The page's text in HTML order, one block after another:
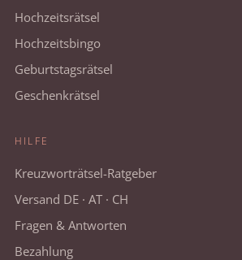
Hochzeitsrätsel
Hochzeitsbingo
Geburtstagsrätsel
Geschenkrätsel
HILFE
Kreuzworträtsel-Ratgeber
Versand DE · AT · CH
Fragen & Antworten
Bezahlung